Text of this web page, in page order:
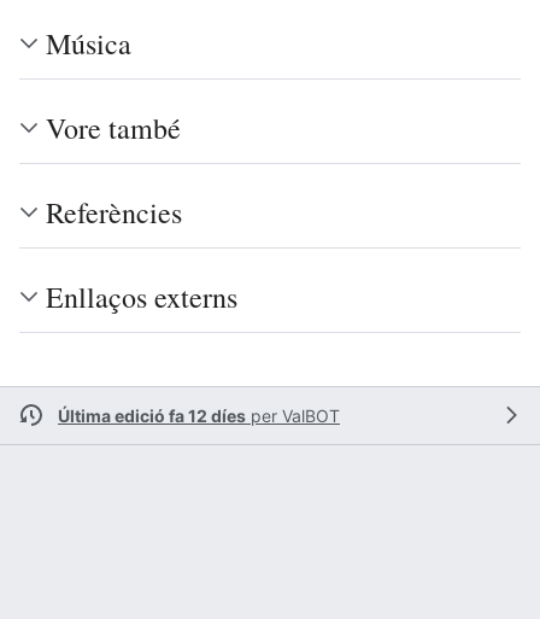
Música
Vore també
Referències
Enllaços externs
Última edició fa 12 díes per ValBOT